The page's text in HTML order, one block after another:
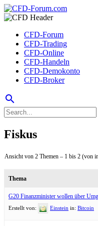
CFD-Forum
CFD-Trading
CFD-Online
CFD-Handeln
CFD-Demokonto
CFD-Broker
search
Fiskus
Ansicht von 2 Themen – 1 bis 2 (von
Thema
G20 Finanzminister wollen über
Erstellt von: Einstein in: Bitcoin